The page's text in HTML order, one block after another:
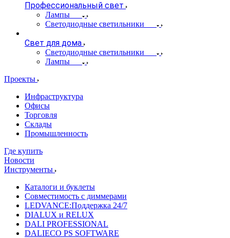
Профессиональный свет
Лампы
Светодиодные светильники
Свет для дома
Светодиодные светильники
Лампы
Проекты
Инфраструктура
Офисы
Торговля
Склады
Промышленность
Где купить
Новости
Инструменты
Каталоги и буклеты
Совместимость с диммерами
LEDVANCE:Поддержка 24/7
DIALUX и RELUX
DALI PROFESSIONAL
DALIECO PS SOFTWARE